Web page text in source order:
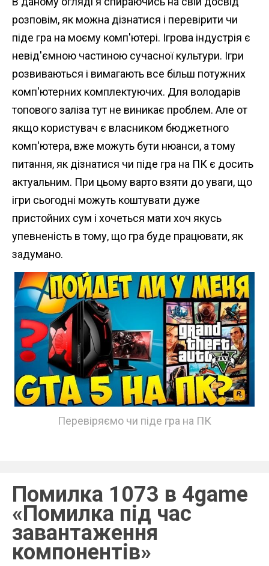
розповім, як можна дізнатися і перевірити чи
піде гра на моєму комп'ютері. Ігрова індустрія є
невід'ємною частиною сучасної культури. Ігри
розвиваються і вимагають все більш потужних
комп'ютерних комплектуючих. Для володарів
топового заліза тут не виникає проблем. Але от
якщо користувач є власником бюджетного
комп'ютера, вже можуть бути нюанси, а тому
питання, як дізнатися чи піде гра на ПК є досить
актуальним. При цьому варто взяти до уваги, що
ігри сьогодні можуть коштувати дуже
пристойних сум і хочеться мати хоч якусь
упевненість в тому, що гра буде працювати, як
задумано.
Перевіряємо чи піде гра на ПК
Помилка 1073 в 4game
«Помилка під час
завантаження
компонентів»